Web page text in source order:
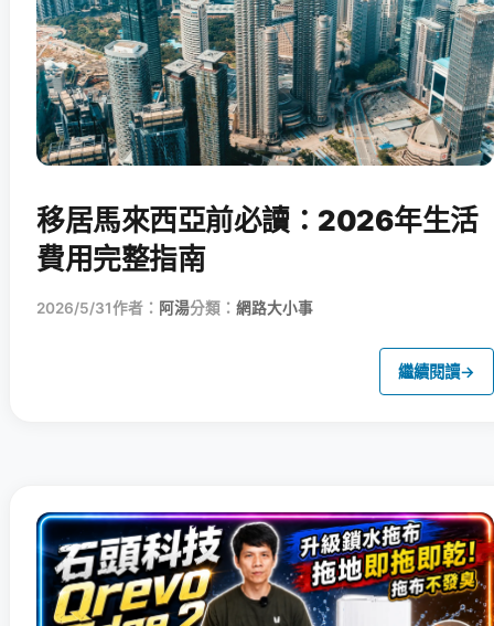
移居馬來西亞前必讀：2026年生活
費用完整指南
2026/5/31作者： 阿湯分類： 網路大小事
繼續閱讀→